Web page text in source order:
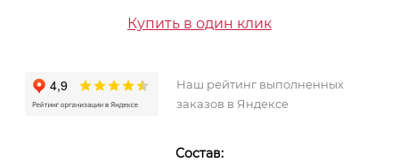
Купить в один клик
Наш рейтинг выполненных
заказов в Яндексе
Состав: